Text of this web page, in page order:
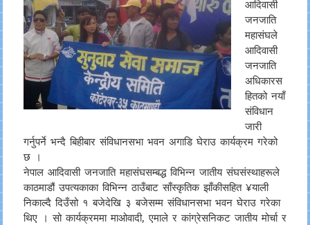
आदिवासी
जनजाति
महासंघले
आदिवासी
जनजाति
अधिकारस
हितको नयाँ
संविधान
जारी
गर्नुपर्ने भन्दै बिहीबार संविधानसभा भवन अगाडि घेराउ कार्यक्रम गरेको
छ ।
नेपाल आदिवासी जनजाति महासंघसम्बद्ध विभिन्न जातीय संघसंस्थाहरूले
काठमाडौं उपत्यकाका विभिन्न ठाउँबाट साँस्कृतिक झाँकीसहित ¥याली
निकाल्दै दिउँसो १ बजेदेखि ३ बजेसम्म संविधानसभा भवन घेराउ गरेका
थिए । सो कार्यक्रममा माओवादी, एमाले र कांग्रेसनिकट जातीय मोर्चा र